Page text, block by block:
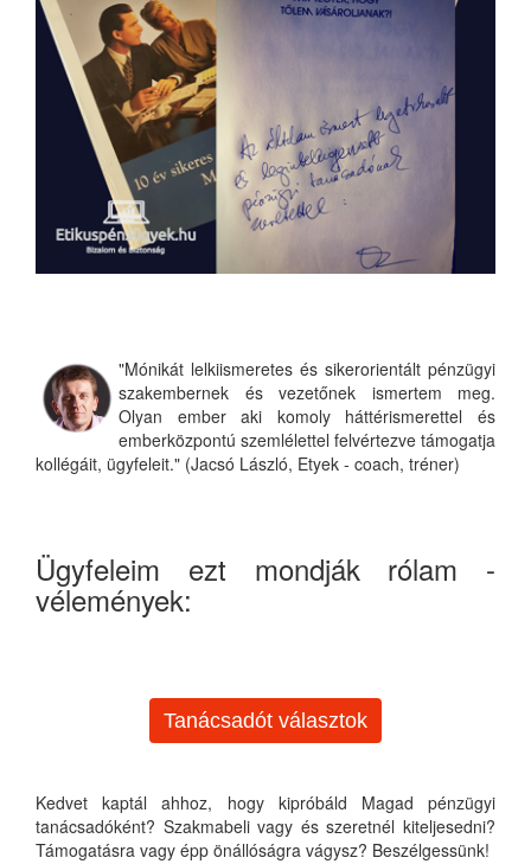
"Mónikát lelkiismeretes és sikerorientált pénzügyi
szakembernek és vezetőnek ismertem meg.
Olyan ember aki komoly háttérismerettel és
emberközpontú szemlélettel felvértezve támogatja
kollégáit, ügyfeleit." (Jacsó László, Etyek - coach, tréner)
Ügyfeleim ezt mondják rólam -
vélemények:
Tanácsadót választok
Kedvet kaptál ahhoz, hogy kipróbáld Magad pénzügyi
tanácsadóként? Szakmabeli vagy és szeretnél kiteljesedni?
Támogatásra vagy épp önállóságra vágysz? Beszélgessünk!